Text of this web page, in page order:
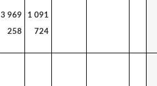
3 969
258
1 091
724